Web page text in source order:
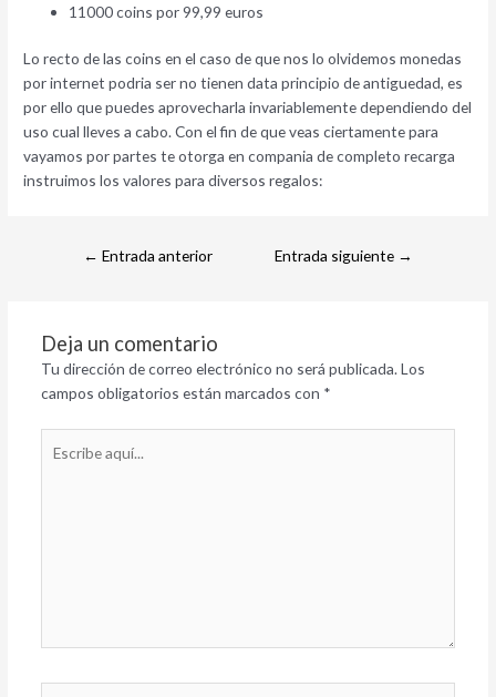
11000 coins por 99,99 euros
Lo recto de las coins en el caso de que nos lo olvidemos monedas
por internet podri­a ser no tienen data principio de antiguedad, es
por ello que puedes aprovecharla invariablemente dependiendo del
uso cual lleves a cabo. Con el fin de que veas ciertamente para
vayamos por partes te otorga en compania de completo recarga
instruimos los valores para diversos regalos:
← Entrada anterior Entrada siguiente →
Deja un comentario
Tu dirección de correo electrónico no será publicada. Los
campos obligatorios están marcados con *
aquí...